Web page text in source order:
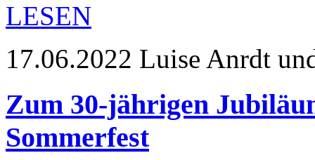
LESEN
17.06.2022 Luise Anrdt
Zum 30-jährigen
Sommerfest